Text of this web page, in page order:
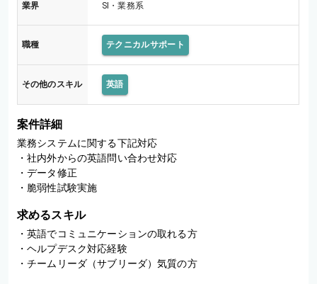
業界 SI・業務系
職種 テクニカルサポート
その他のスキル 英語
案件詳細
業務システムに関する下記対応
・社内外からの英語問い合わせ対応
・データ修正
・脆弱性試験実施
求めるスキル
・英語でコミュニケーションの取れる方
・ヘルプデスク対応経験
・チームリーダ（サブリーダ）気質の方